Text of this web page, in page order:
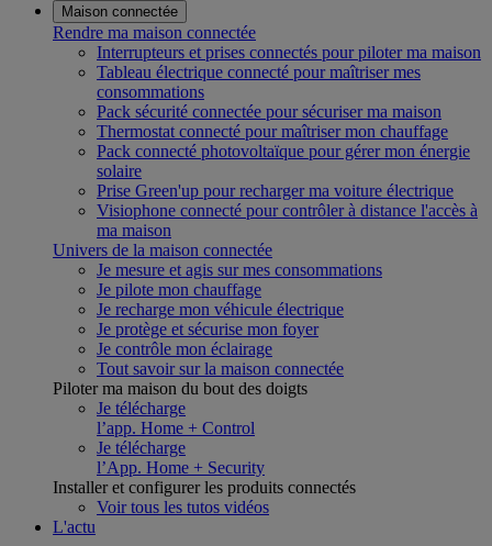
Maison connectée
Rendre ma maison connectée
Interrupteurs et prises connectés pour piloter ma maison
Tableau électrique connecté pour maîtriser mes
consommations
Pack sécurité connectée pour sécuriser ma maison
Thermostat connecté pour maîtriser mon chauffage
Pack connecté photovoltaïque pour gérer mon énergie
solaire
Prise Green'up pour recharger ma voiture électrique
Visiophone connecté pour contrôler à distance l'accès à
ma maison
Univers de la maison connectée
Je mesure et agis sur mes consommations
Je pilote mon chauffage
Je recharge mon véhicule électrique
Je protège et sécurise mon foyer
Je contrôle mon éclairage
Tout savoir sur la maison connectée
Piloter ma maison du bout des doigts
Je télécharge
l’app. Home + Control
Je télécharge
l’App. Home + Security
Installer et configurer les produits connectés
Voir tous les tutos vidéos
L'actu